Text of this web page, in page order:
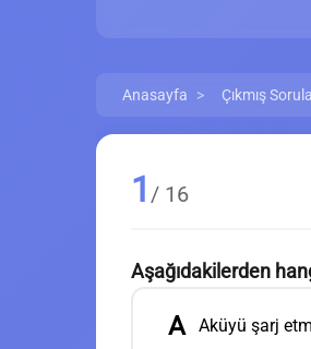
Anasayfa Çıkmış
1 / 16
Aşağıdakilerden
A Aküyü şarj